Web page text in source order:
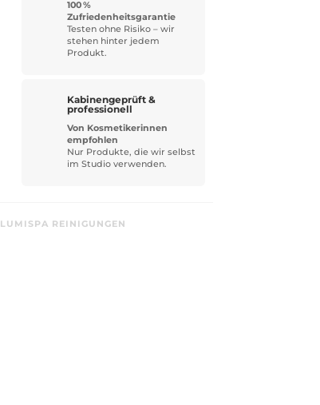
100 %
Zufriedenheitsgarantie
Testen ohne Risiko – wir
stehen hinter jedem
Produkt.
Kabinengeprüft &
professionell
Von Kosmetikerinnen
empfohlen
Nur Produkte, die wir selbst
im Studio verwenden.
LUMISPA REINIGUNGEN